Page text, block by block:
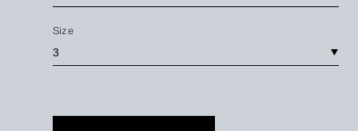
Size